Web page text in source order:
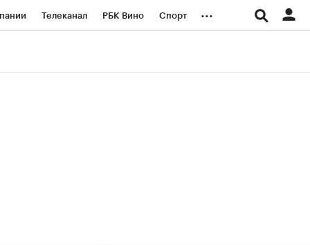
Телеканал РБК Вино Спорт ...